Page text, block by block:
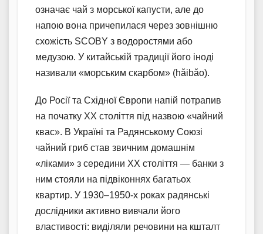
означає чай з морської капусти, але до
напою вона причепилася через зовнішню
схожість SCOBY з водоростями або
медузою. У китайській традиції його іноді
називали «морським скарбом» (hǎibǎo).
До Росії та Східної Європи напій потрапив
на початку XX століття під назвою «чайний
квас». В Україні та Радянському Союзі
чайний гриб став звичним домашнім
«ліками» з середини XX століття — банки з
ним стояли на підвіконнях багатьох
квартир. У 1930–1950-х роках радянські
дослідники активно вивчали його
властивості: виділяли речовини на кшталт